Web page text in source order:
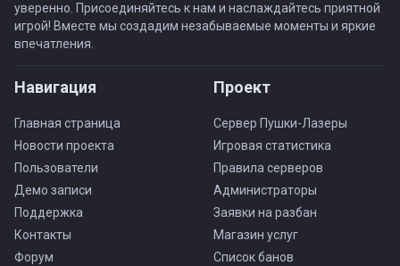
уверенно. Присоединяйтесь к нам и наслаждайтесь приятной
игрой! Вместе мы создадим незабываемые моменты и яркие
впечатления.
Навигация
Главная страница
Новости проекта
Пользователи
Демо записи
Поддержка
Контакты
Форум
Проект
Сервер Пушки-Лазеры
Игровая статистика
Правила серверов
Администраторы
Заявки на разбан
Магазин услуг
Список банов